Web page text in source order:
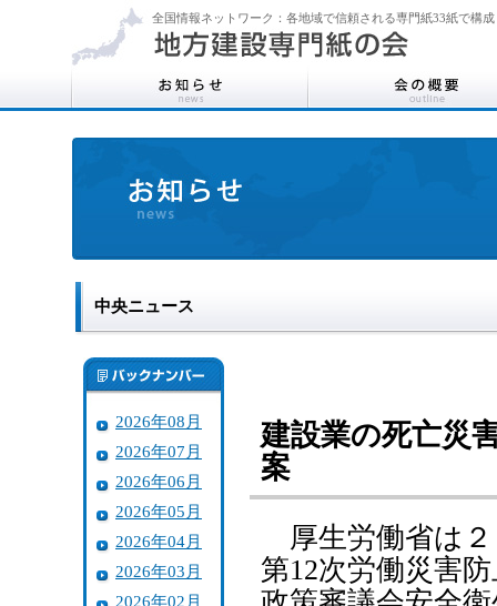
全国情報ネットワーク：各地域で信頼される専門紙33紙で構成
中央ニュース
2026年08月
2026年07月
2026年06月
2026年05月
2026年04月
2026年03月
2026年02月
建設業の死亡災
案
厚生労働省は２
第12次労働災害